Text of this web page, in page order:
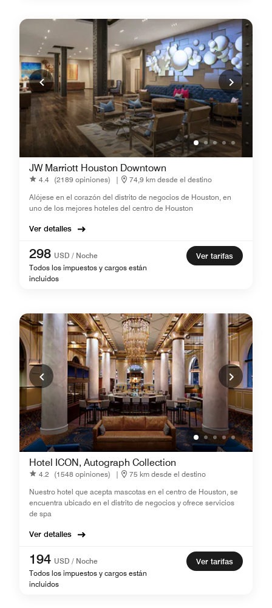
JW Marriott Houston Downtown
4.4 (2189 opiniones) |
74,9 km desde el destino
Alójese en el corazón del distrito de negocios de Houston, en
uno de los mejores hoteles del centro de Houston
Ver detalles
298 USD / Noche
Todos los impuestos y cargos están
incluidos
Ver tarifas
Hotel ICON, Autograph Collection
4.2 (1548 opiniones) |
75 km desde el destino
Nuestro hotel que acepta mascotas en el centro de Houston, se
encuentra ubicado en el distrito de negocios y ofrece servicios
de spa
Ver detalles
194 USD / Noche
Todos los impuestos y cargos están
incluidos
Ver tarifas